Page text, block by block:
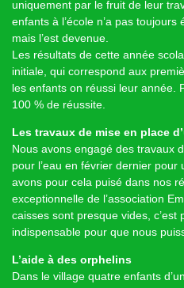
uniquement par le fruit de leur
enfants à l’école n’a pas
mais l’est devenue.
Les résultats de cette année
initiale, qui correspond aux
les enfants on réussi leur année.
100 % de réussite.
Les travaux de mise en place
Nous avons engagé des travaux
pour l’eau en février dernier
avons pour cela puisé dans nos
exceptionnelle de l’association
caisses sont presque vides,
indispensable pour que nous
L’aide à des orphelins
Dans le village quatre enfants